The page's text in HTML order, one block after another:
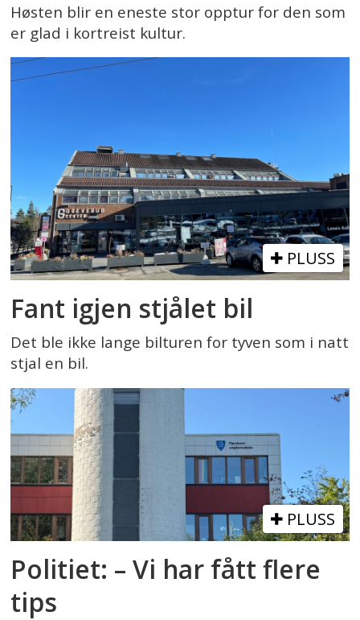
Høsten blir en eneste stor opptur for den som
er glad i kortreist kultur.
PLUSS
Fant igjen stjålet bil
Det ble ikke lange bilturen for tyven som i natt
stjal en bil.
PLUSS
Politiet: – Vi har fått flere
tips